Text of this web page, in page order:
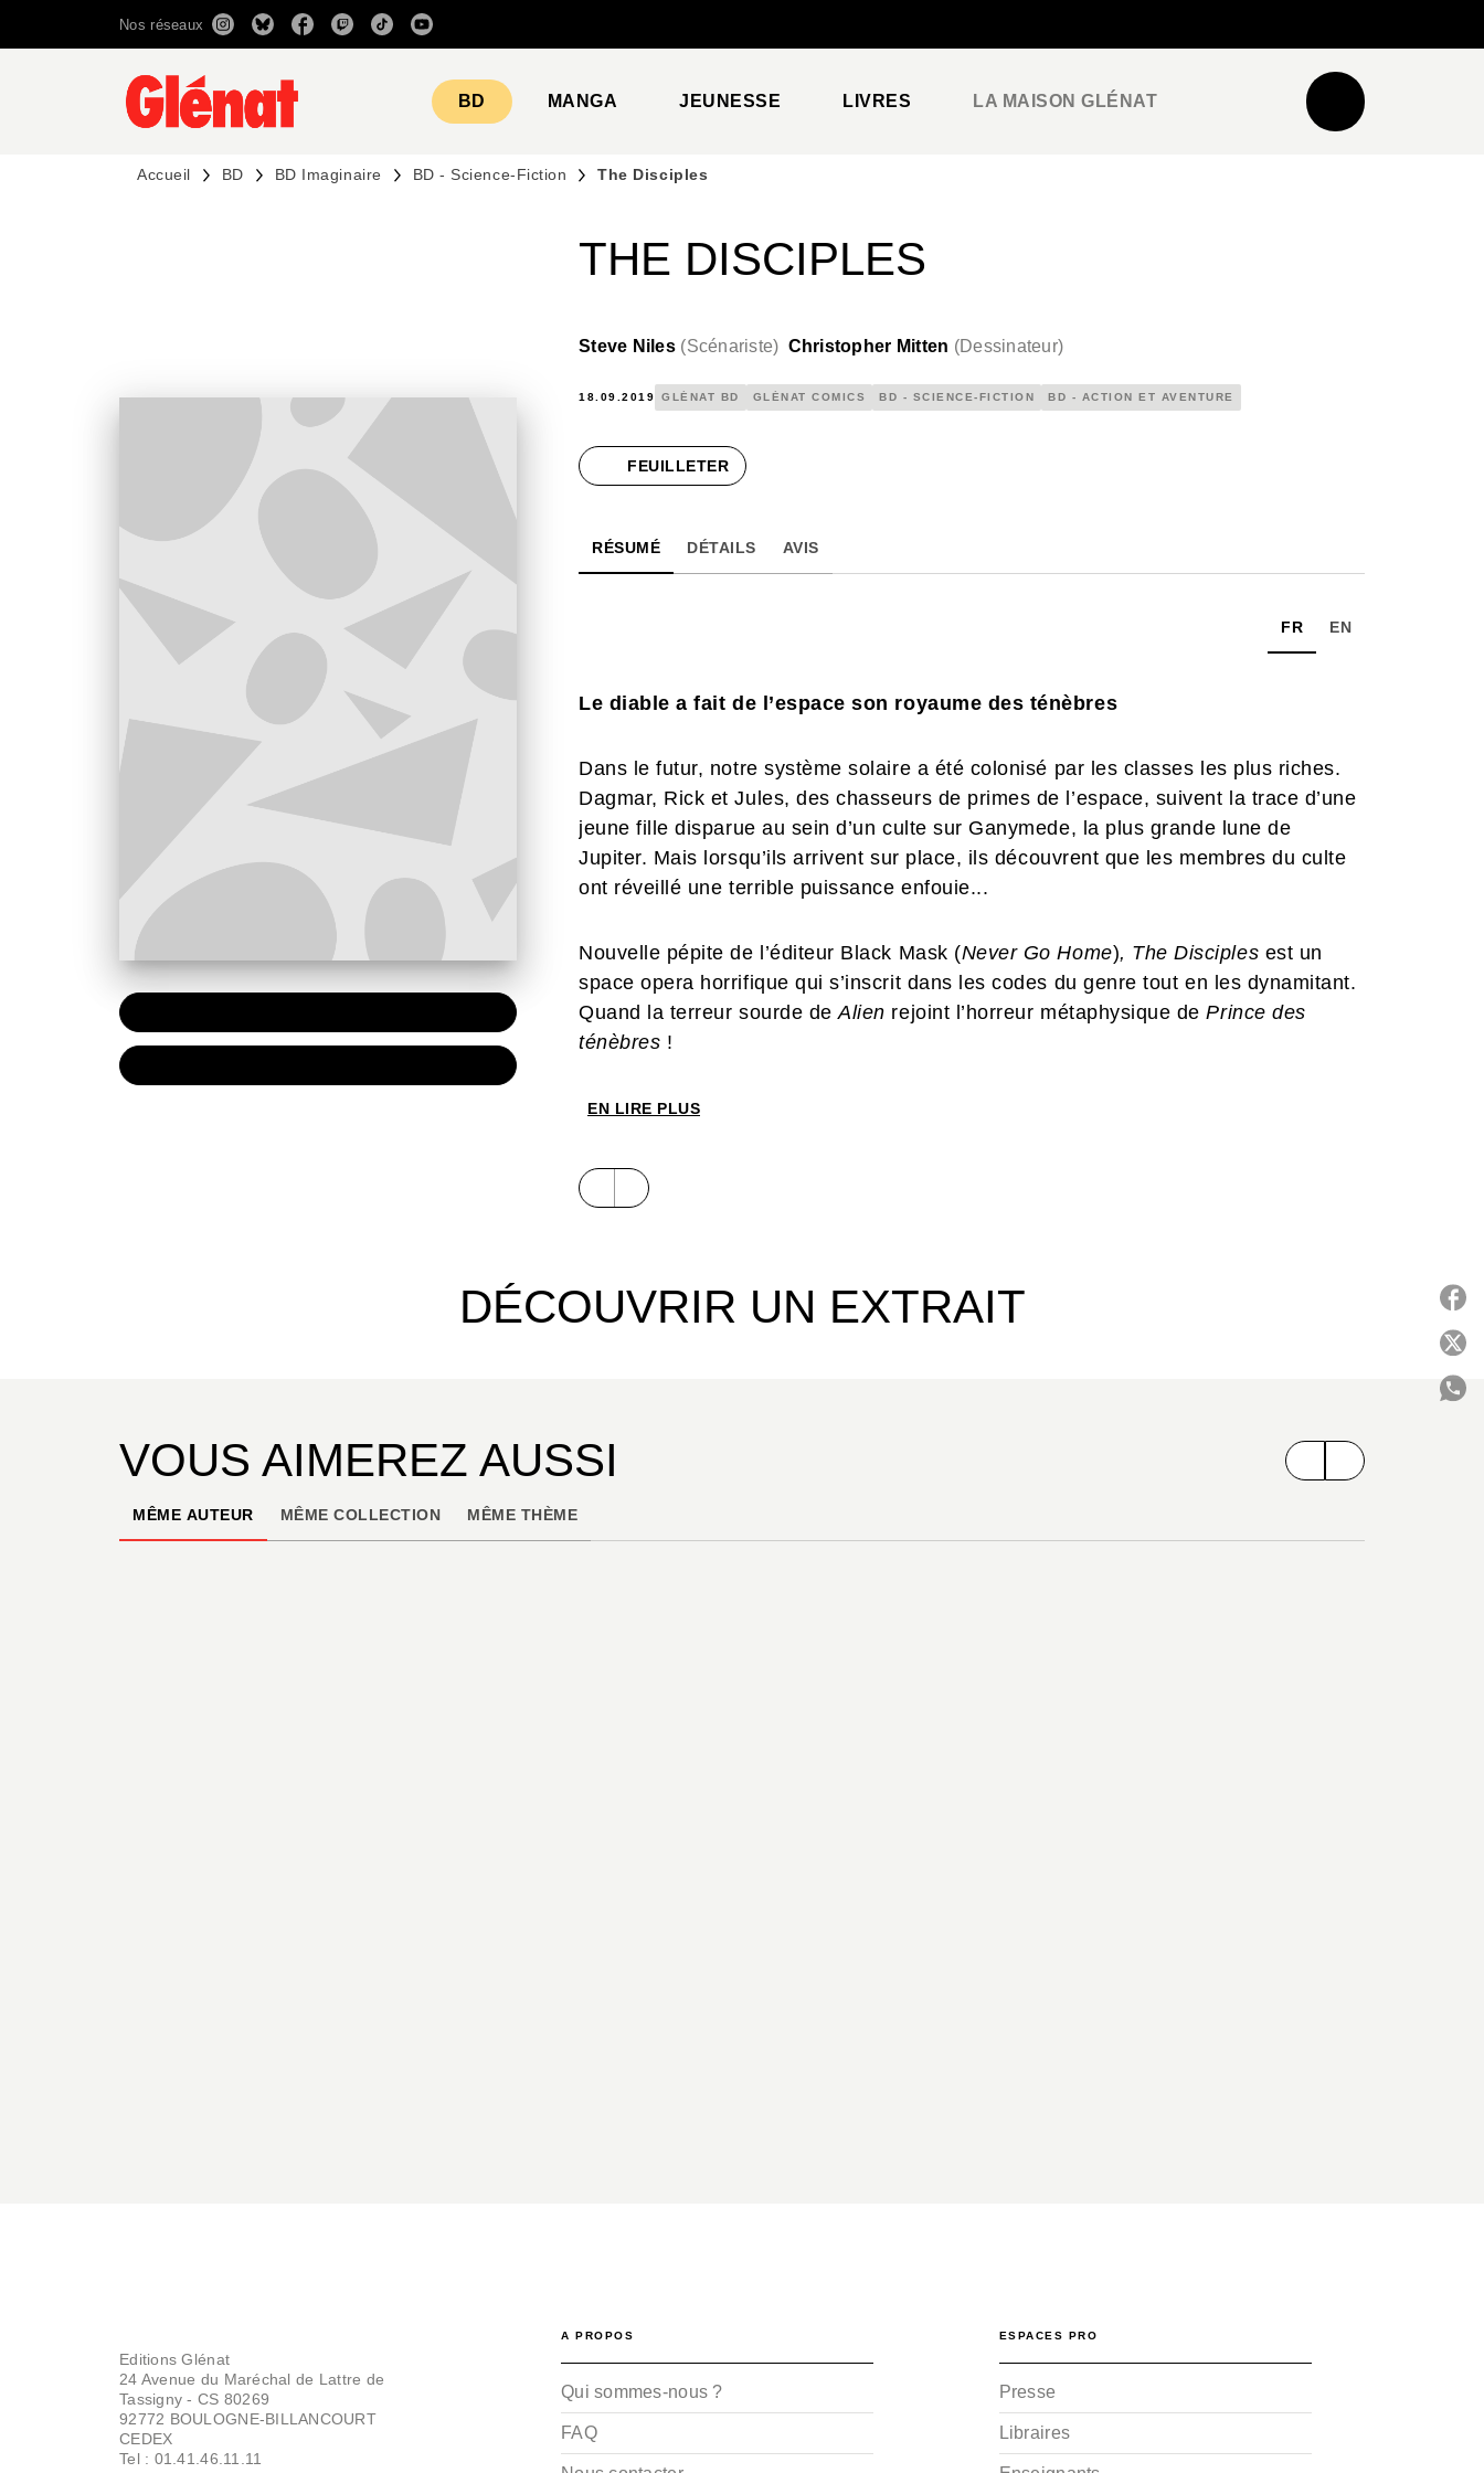
RECHERCHE CONTENU
Nos réseaux
BD MANGA JEUNESSE LIVRES LA MAISON GLÉNAT
Accueil BD BD Imaginaire BD - Science-Fiction The Disciples
THE DISCIPLES
Steve Niles (Scénariste) Christopher Mitten (Dessinateur)
18.09.2019 GLÉNAT BD GLÉNAT COMICS BD - SCIENCE-FICTION BD - ACTION ET AVENTURE
FEUILLETER
RÉSUMÉ DÉTAILS AVIS
FR EN
Le diable a fait de l’espace son royaume des ténèbres
Dans le futur, notre système solaire a été colonisé par les classes les plus riches.
Dagmar, Rick et Jules, des chasseurs de primes de l’espace, suivent la trace d’une
jeune fille disparue au sein d’un culte sur Ganymede, la plus grande lune de
Jupiter. Mais lorsqu’ils arrivent sur place, ils découvrent que les membres du culte
ont réveillé une terrible puissance enfouie...
Nouvelle pépite de l’éditeur Black Mask (Never Go Home), The Disciples est un
space opera horrifique qui s’inscrit dans les codes du genre tout en les dynamitant.
Quand la terreur sourde deAlien rejoint l’horreur métaphysique dePrince des
ténèbres !
EN LIRE PLUS
DÉCOUVRIR UN EXTRAIT
VOUS AIMEREZ AUSSI
MÊME AUTEUR MÊME COLLECTION MÊME THÈME
Editions Glénat
24 Avenue du Maréchal de Lattre de
Tassigny - CS 80269
92772 BOULOGNE-BILLANCOURT
CEDEX
Tel : 01.41.46.11.11
A PROPOS
Qui sommes-nous ?
FAQ
ESPACES PRO
Presse
Libraires